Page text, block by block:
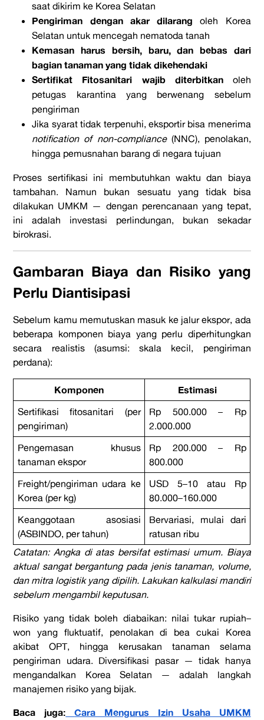
saat dikirim ke Korea Selatan
Pengiriman dengan akar dilarang oleh Korea
Selatan untuk mencegah nematoda tanah
Kemasan harus bersih, baru, dan bebas dari
bagian tanaman yang tidak dikehendaki
Sertifikat Fitosanitari wajib diterbitkanoleh
petugas karantina yang berwenang sebelum
pengiriman
Jika syarat tidak terpenuhi, eksportir bisa menerima
notification of non-compliance(NNC), penolakan,
hingga pemusnahan barang di negara tujuan
Proses sertifikasi ini membutuhkan waktu dan biaya
tambahan. Namun bukan sesuatu yang tidak bisa
dilakukan UMKM — dengan perencanaan yang tepat,
ini adalah investasi perlindungan, bukan sekadar
birokrasi.
Gambaran Biaya dan Risiko yang
Perlu Diantisipasi
Sebelum kamu memutuskan masuk ke jalur ekspor, ada
beberapa komponen biaya yang perlu diperhitungkan
secara realistis (asumsi: skala kecil, pengiriman
perdana):
Komponen Estimasi
Sertifikasi fitosanitari (per
pengiriman)
Rp 500.000 – Rp
2.000.000
Pengemasan khusus
tanaman ekspor
Rp 200.000 – Rp
800.000
Freight/pengiriman udara ke
Korea (per kg)
USD 5–10 atau Rp
80.000–160.000
Keanggotaan asosiasi
(ASBINDO, per tahun)
Bervariasi, mulai dari
ratusan ribu
Catatan: Angka di atas bersifat estimasi umum. Biaya
aktual sangat bergantung pada jenis tanaman, volume,
dan mitra logistik yang dipilih. Lakukan kalkulasi mandiri
sebelum mengambil keputusan.
Risiko yang tidak boleh diabaikan: nilai tukar rupiah–
won yang fluktuatif, penolakan di bea cukai Korea
akibat OPT, hingga kerusakan tanaman selama
pengiriman udara. Diversifikasi pasar — tidak hanya
mengandalkan Korea Selatan — adalah langkah
manajemen risiko yang bijak.
Baca juga:
Cara Mengurus Izin Usaha UMKM